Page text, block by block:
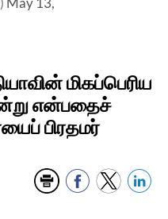
மிகப்பெரிய
என்பதைச்
பிரதமர்